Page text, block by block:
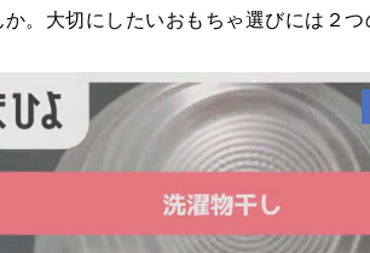
。大切にしたいおもちゃ選びには２つ